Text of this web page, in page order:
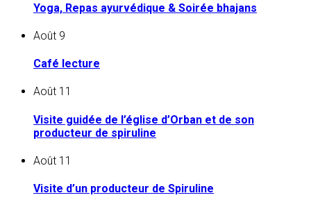
Yoga, Repas ayurvédique & Soirée bhajans
Août 9
Café lecture
Août 11
Visite guidée de l’église d’Orban et de son
producteur de spiruline
Août 11
Visite d’un producteur de Spiruline